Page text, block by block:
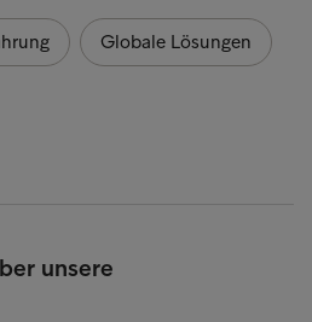
Globale Lösungen
unsere